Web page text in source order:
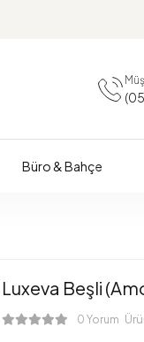
Büro & Bahçe
Luxeva Beşli
0 Yorum